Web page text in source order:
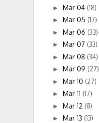
► Mar 04 (18)
► Mar 05 (17)
► Mar 06 (33)
► Mar 07 (33)
► Mar 08 (34)
► Mar 09 (27)
► Mar 10 (27)
► Mar 11 (17)
► Mar 12 (8)
► Mar 13 (13)